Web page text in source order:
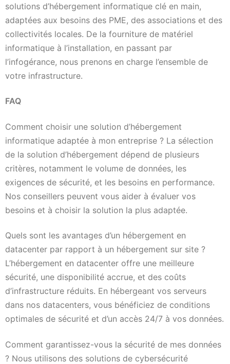
solutions d’hébergement informatique clé en main,
adaptées aux besoins des PME, des associations et des
collectivités locales. De la fourniture de matériel
informatique à l’installation, en passant par
l’infogérance, nous prenons en charge l’ensemble de
votre infrastructure.
FAQ
Comment choisir une solution d’hébergement
informatique adaptée à mon entreprise ? La sélection
de la solution d’hébergement dépend de plusieurs
critères, notamment le volume de données, les
exigences de sécurité, et les besoins en performance.
Nos conseillers peuvent vous aider à évaluer vos
besoins et à choisir la solution la plus adaptée.
Quels sont les avantages d’un hébergement en
datacenter par rapport à un hébergement sur site ?
L’hébergement en datacenter offre une meilleure
sécurité, une disponibilité accrue, et des coûts
d’infrastructure réduits. En hébergeant vos serveurs
dans nos datacenters, vous bénéficiez de conditions
optimales de sécurité et d’un accès 24/7 à vos données.
Comment garantissez-vous la sécurité de mes données
? Nous utilisons des solutions de cybersécurité